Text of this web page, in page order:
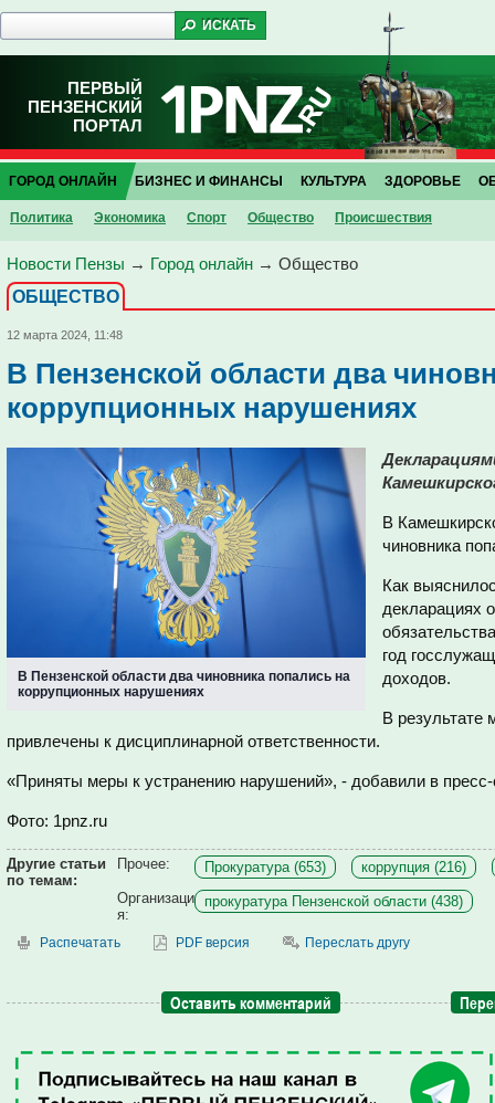
ПЕРВЫЙ
ПЕНЗЕНСКИЙ
ПОРТАЛ
ГОРОД ОНЛАЙН
Политика Экономика Спорт Общество Проиcшествия
БИЗНЕС И ФИНАНСЫ КУЛЬТУРА ЗДОРОВЬЕ
Новости Пензы → Город онлайн → Общество
ОБЩЕСТВО
12 марта 2024, 11:48
В Пензенской области два
коррупционных нарушениях
В Пензенской области два чиновника попались на
коррупционных нарушениях
В
чиновника
Как
декларациях
год
доходов.
В
привлечены к дисциплинарной ответственности.
«Приняты меры к устранению нарушений», - добавили в
Фото: 1pnz.ru
Другие статьи
по темам:
Прочее: Прокуратура (653)
коррупция (216)
Организаци
я:
прокуратура Пензенской области (438)
Распечатать PDF версия Переслать другу
Оставить комментарий